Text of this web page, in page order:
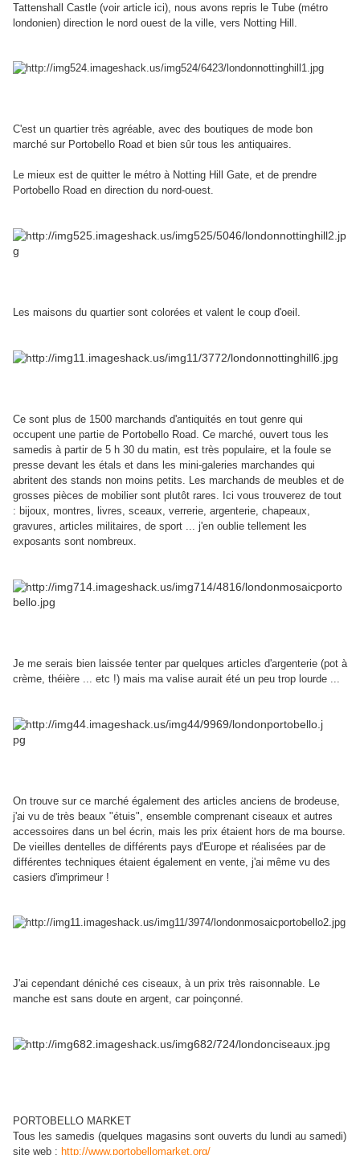
Tattenshall Castle (voir article ici), nous avons repris le Tube (métro
londonien) direction le nord ouest de la ville, vers Notting Hill.
C'est un quartier très agréable, avec des boutiques de mode bon
marché sur Portobello Road et bien sûr tous les antiquaires.
Le mieux est de quitter le métro à Notting Hill Gate, et de prendre
Portobello Road en direction du nord-ouest.
Les maisons du quartier sont colorées et valent le coup d'oeil.
Ce sont plus de 1500 marchands d'antiquités en tout genre qui
occupent une partie de Portobello Road. Ce marché, ouvert tous les
samedis à partir de 5 h 30 du matin, est très populaire, et la foule se
presse devant les étals et dans les mini-galeries marchandes qui
abritent des stands non moins petits. Les marchands de meubles et de
grosses pièces de mobilier sont plutôt rares. Ici vous trouverez de tout
: bijoux, montres, livres, sceaux, verrerie, argenterie, chapeaux,
gravures, articles militaires, de sport ... j'en oublie tellement les
exposants sont nombreux.
Je me serais bien laissée tenter par quelques articles d'argenterie (pot à
crème, théière ... etc !) mais ma valise aurait été un peu trop lourde ...
On trouve sur ce marché également des articles anciens de brodeuse,
j'ai vu de très beaux "étuis", ensemble comprenant ciseaux et autres
accessoires dans un bel écrin, mais les prix étaient hors de ma bourse.
De vieilles dentelles de différents pays d'Europe et réalisées par de
différentes techniques étaient également en vente, j'ai même vu des
casiers d'imprimeur !
J'ai cependant déniché ces ciseaux, à un prix très raisonnable. Le
manche est sans doute en argent, car poinçonné.
PORTOBELLO MARKET
Tous les samedis (quelques magasins sont ouverts du lundi au samedi)
site web : http://www.portobellomarket.org/